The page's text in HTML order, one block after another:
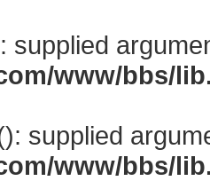
supplied
www/bbs/
supplied
www/bbs/